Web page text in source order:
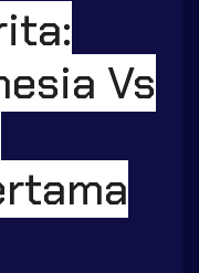
Vs